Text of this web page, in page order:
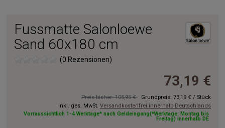
Fussmatte Salonloewe
Sand 60x180 cm
(0 Rezensionen)
73,19 €
Preis bisher: 105,95 € Grundpreis: 73,19 € / Stück
inkl. ges. MwSt. Versandkostenfrei innerhalb Deutschlands
Vorraussichtlich 1-4 Werktage* nach Geldeingang(*Werktage: Montag bis
Freitag) innerhalb DE